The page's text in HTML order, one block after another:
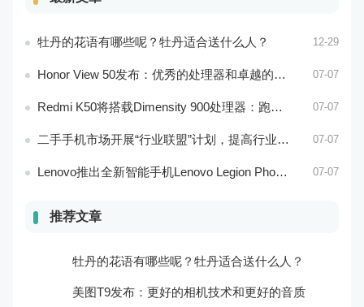
牡丹的花语有哪些呢？牡丹适合送什么人？ 12-29
Honor View 50发布：优秀的处理器和卓越的音频效果 07-07
Redmi K50将搭载Dimensity 900处理器：跑分过万 07-07
二手手机市场开展“行业联盟”计划，提高行业竞争力 07-07
Lenovo推出全新智能手机Lenovo Legion Phone 3 Pro 07-07
推荐文章
牡丹的花语有哪些呢？牡丹适合送什么人？
美图T9发布：更好的相机技术和更好的音质